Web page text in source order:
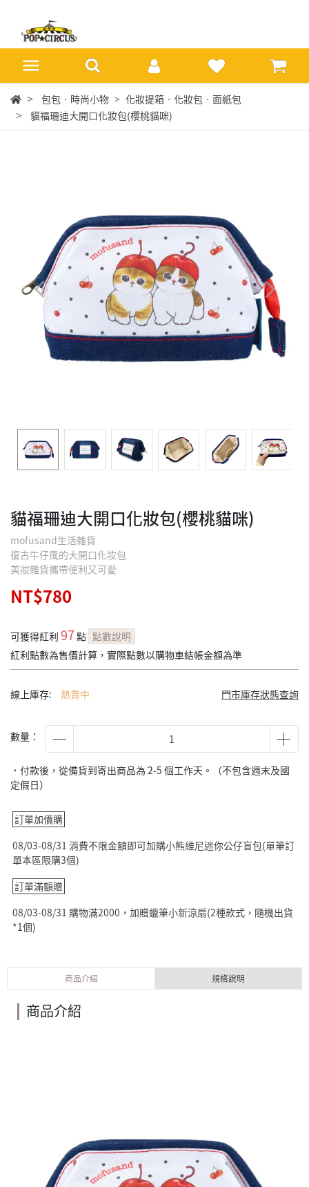
包包‧時尚小物
化妝提箱‧化妝包‧面紙包
貓福珊迪大開口化妝包(櫻桃貓咪)
貓福珊迪大開口化妝包(櫻桃貓咪)
mofusand生活雜貨
復古牛仔風的大開口化妝包
美妝雜貨攜帶便利又可愛
NT$780
可獲得紅利 97點 點數說明
紅利點數為售價計算，實際點數以購物車結帳金額為準
線上庫存: 熱賣中 門市庫存狀態查詢
數量：
˙付款後，從備貨到寄出商品為 2-5 個工作天。（不包含週末及國
定假日）
訂單加價購
08/03-08/31 消費不限金額即可加購小熊維尼迷你公仔盲包(單筆訂
單本區限購3個)
訂單滿額贈
08/03-08/31 購物滿2000，加贈蠟筆小新涼扇(2種款式，隨機出貨
*1個)
商品介紹 規格說明
商品介紹